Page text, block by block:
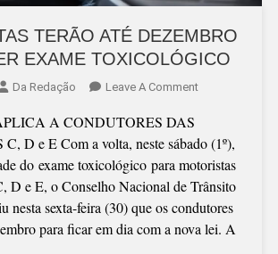
TERÃO ATÉ DEZEMBRO
EXAME TOXICOLÓGICO
Da Redação Leave A CommentOn
ATÉ
DEZEMBRO
PARA
FAZER
EXAME
A CONDUTORES DAS
D e E Com a volta, neste sábado (1º),
do exame toxicológico para motoristas
D e E, o Conselho Nacional de Trânsito
nesta sexta-feira (30) que os condutores
para ficar em dia com a nova lei. A